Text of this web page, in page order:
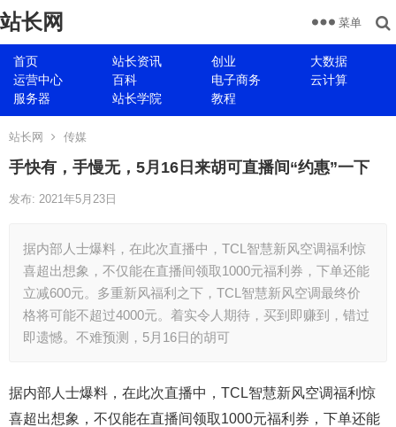
站长网
首页 站长资讯 创业
大数据
运营中心
百科 电子商务
云计算
服务器
站长学院 教程
菜单
站长网 传媒
手快有，手慢无，5月16日来胡可直播间“约惠”一下
发布: 2021年5月23日
据内部人士爆料，在此次直播中，TCL智慧新风空调福利惊
喜超出想象，不仅能在直播间领取1000元福利券，下单还能
立减600元。多重新风福利之下，TCL智慧新风空调最终价
格将可能不超过4000元。着实令人期待，买到即赚到，错过
即遗憾。不难预测，5月16日的胡可
据内部人士爆料，在此次直播中，TCL智慧新风空调福利惊
喜超出想象，不仅能在直播间领取1000元福利券，下单还能